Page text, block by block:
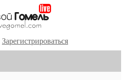
Зарегистрироваться